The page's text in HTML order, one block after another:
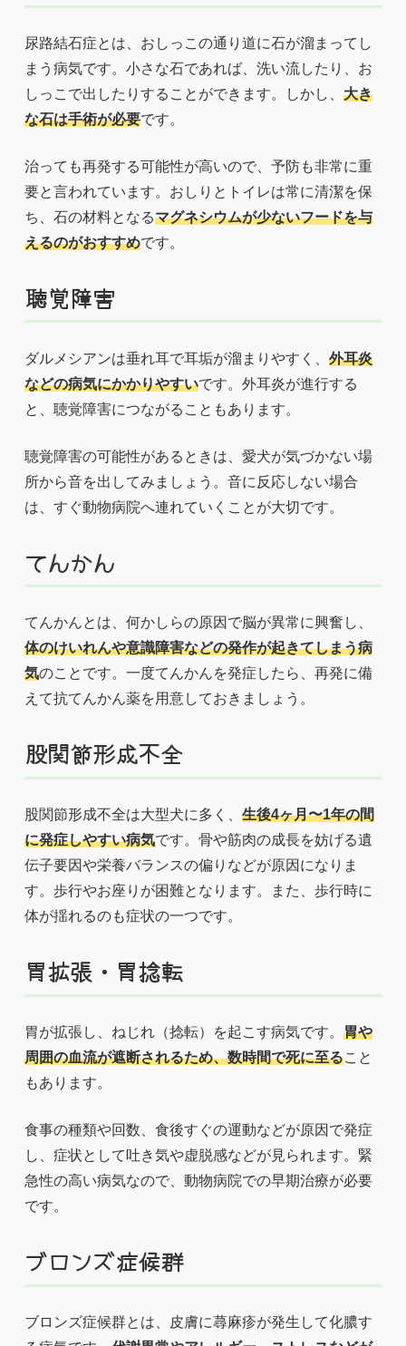
尿路結石症とは、おしっこの通り道に石が溜まってし
まう病気です。小さな石であれば、洗い流したり、お
しっこで出したりすることができます。しかし、 大き
な石は手術が必要です。
治っても再発する可能性が高いので、予防も非常に重
要と言われています。おしりとトイレは常に清潔を保
ち、石の材料となるマグネシウムが少ないフードを与
えるのがおすすめです。
聴覚障害
ダルメシアンは垂れ耳で耳垢が溜まりやすく、 外耳炎
などの病気にかかりやすいです。外耳炎が進行する
と、聴覚障害につながることもあります。
聴覚障害の可能性があるときは、愛犬が気づかない場
所から音を出してみましょう。音に反応しない場合
は、すぐ動物病院へ連れていくことが大切です。
てんかん
てんかんとは、何かしらの原因で脳が異常に興奮し、
体のけいれんや意識障害などの発作が起きてしまう病
気のことです。一度てんかんを発症したら、再発に備
えて抗てんかん薬を用意しておきましょう。
股関節形成不全
股関節形成不全は大型犬に多く、 生後4ヶ月〜1年の間
に発症しやすい病気です。骨や筋肉の成長を妨げる遺
伝子要因や栄養バランスの偏りなどが原因になりま
す。歩行やお座りが困難となります。また、歩行時に
体が揺れるのも症状の一つです。
胃拡張・胃捻転
胃が拡張し、ねじれ（捻転）を起こす病気です。 胃や
周囲の血流が遮断されるため、数時間で死に至ること
もあります。
食事の種類や回数、食後すぐの運動などが原因で発症
し、症状として吐き気や虚脱感などが見られます。緊
急性の高い病気なので、動物病院での早期治療が必要
です。
ブロンズ症候群
ブロンズ症候群とは、皮膚に蕁麻疹が発生して化膿す